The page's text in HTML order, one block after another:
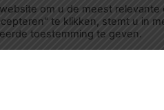
om u de meest
te klikken, stemt u in
toestemming te geven.